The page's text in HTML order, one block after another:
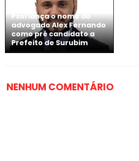
Psol lança o nome do
advogado Alex Fernando
como pré candidato a
Prefeito de Surubim
NENHUM COMENTÁRIO